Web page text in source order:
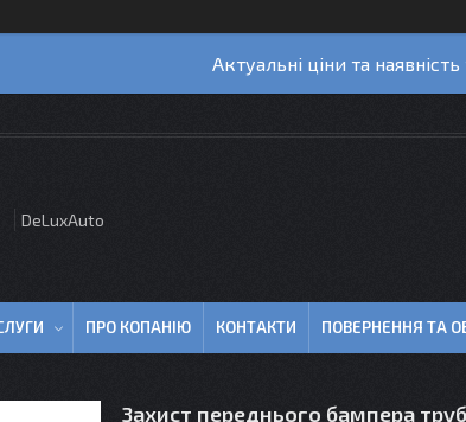
Актуальні ціни та
DeLuxAuto
ПРО КОПАНІЮ КОНТАКТИ ПОВЕРНЕННЯ ТА
Захист переднього бампера